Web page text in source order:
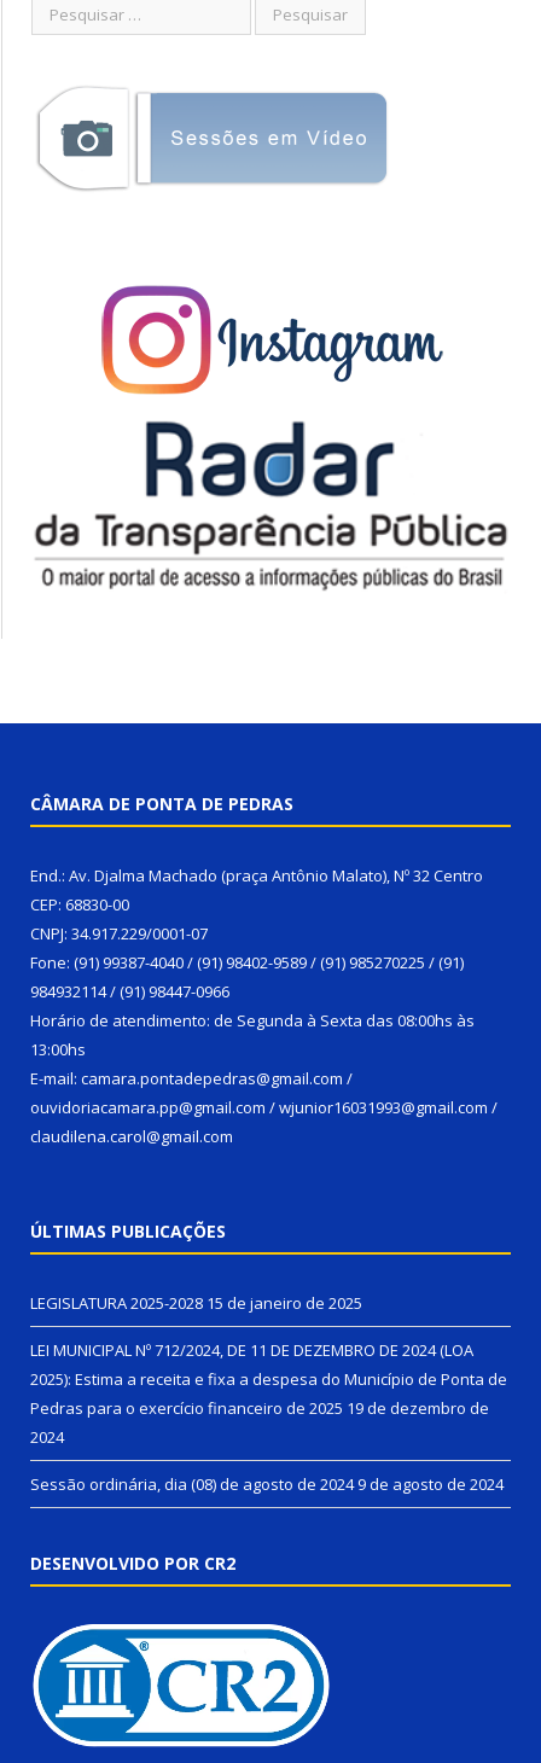
CÂMARA DE PONTA DE PEDRAS
End.: Av. Djalma Machado (praça Antônio Malato), Nº 32 Centro
CEP: 68830-00
CNPJ: 34.917.229/0001-07
Fone: (91) 99387-4040 / (91) 98402-9589 / (91) 985270225 / (91)
984932114 / (91) 98447-0966
Horário de atendimento: de Segunda à Sexta das 08:00hs às
13:00hs
E-mail: camara.pontadepedras@gmail.com /
ouvidoriacamara.pp@gmail.com / wjunior16031993@gmail.com /
claudilena.carol@gmail.com
ÚLTIMAS PUBLICAÇÕES
LEGISLATURA 2025-2028 15 de janeiro de 2025
LEI MUNICIPAL Nº 712/2024, DE 11 DE DEZEMBRO DE 2024 (LOA
2025): Estima a receita e fixa a despesa do Município de Ponta de
Pedras para o exercício financeiro de 2025 19 de dezembro de
2024
Sessão ordinária, dia (08) de agosto de 20249 de agosto de 2024
DESENVOLVIDO POR CR2